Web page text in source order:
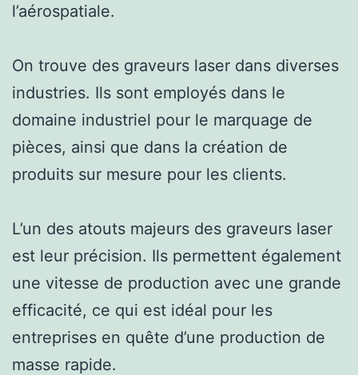
l’aérospatiale.
On trouve des graveurs laser dans diverses
industries. Ils sont employés dans le
domaine industriel pour le marquage de
pièces, ainsi que dans la création de
produits sur mesure pour les clients.
L’un des atouts majeurs des graveurs laser
est leur précision. Ils permettent également
une vitesse de production avec une grande
efficacité, ce qui est idéal pour les
entreprises en quête d’une production de
masse rapide.